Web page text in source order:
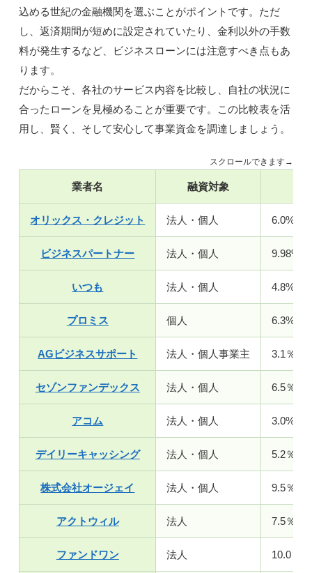
込める世紀の金融機関を選ぶことがポイントです。ただ
し、返済期間が短めに設定されていたり、金利以外の手数
料が発生するなど、ビジネスローンには注意すべき点もあ
ります。
だからこそ、各社のサービス内容を比較し、自社の状況に
合ったローンを見極めることが重要です。この比較表を活
用し、賢く、そして安心して事業資金を調達しましょう。
スクロールできます→
業者名 融資対象
オリックス・クレジット 法人・個人 6.0%〜
ビジネスパートナー 法人・個人 9.98%
いつも 法人・個人 4.8%～
プロミス 個人 6.3%～
AGビジネスサポート 法人・個人事業主 3.1％～
セゾンファンデックス 法人・個人 6.5％～
アコム 法人・個人 3.0%～
デイリーキャッシング 法人・個人 5.2％～
株式会社オージェイ 法人・個人 9.5％～
アクトウィル 法人 7.5％～
ファンドワン 法人 10.0％